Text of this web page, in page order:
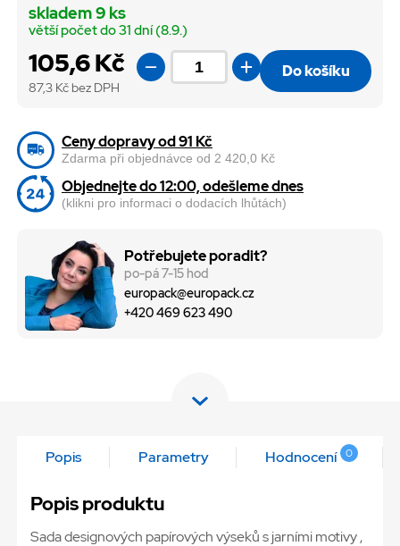
105,6 Kč
87,3 Kč bez DPH
skladem 9 ks
větší počet do 31 dní (8.9.)
Do košíku
Ceny dopravy od 91 Kč
Zdarma při objednávce od 2 420,0 Kč
Objednejte do 12:00, odešleme dnes
(klikni pro informaci o dodacích lhůtách)
Potřebujete poradit?
po-pá 7-15 hod
europack@europack.cz
+420 469 623 490
Popis Parametry Hodnocení 0
Popis produktu
Sada designových papírových výseků s jarními motivy ,